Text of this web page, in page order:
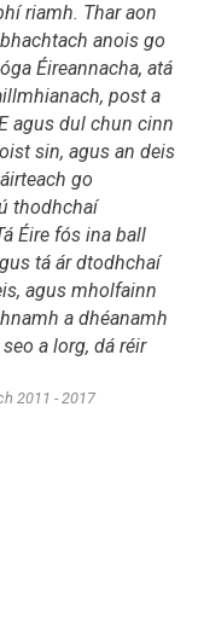
riamh. Thar aon
anois go
Éireannacha, atá
post a
agus dul chun cinn
sin, agus an deis
go
thodhchaí
Éire fós ina ball
tá ár dtodhchaí
agus mholfainn
a dhéanamh
a lorg, dá réir
2011 - 2017